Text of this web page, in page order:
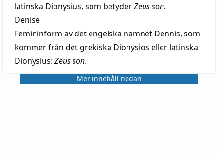
latinska Dionysius, som betyderZeus son.
Denise
Femininform av det engelska namnet Dennis, som
kommer från det grekiska Dionysios eller latinska
Dionysius: Zeus son.
Mer innehåll nedan